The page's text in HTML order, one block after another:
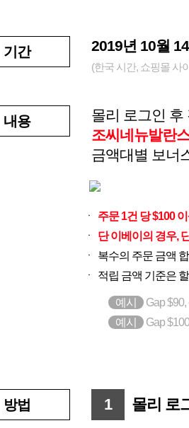
기간 2019년 10월
(한국 시간, 쇼핑몰 사
내용
몰리 로그인
조씨네뉴발란
금액대별 보너
ㆍ
주문 1건 당 $100
ㆍ
단 이베이의 경우,
ㆍ
복수의 주문 금액
ㆍ
적립 금액 기준은
예시
Gap
예시
Gap
방법 1 몰리 로